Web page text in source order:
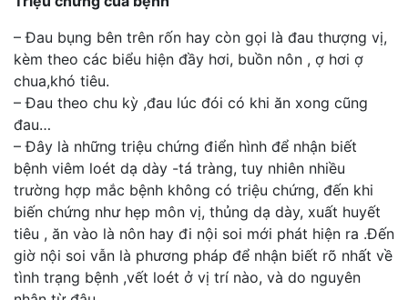
– Đau bụng bên trên rốn hay còn gọi là đau thượng vị,
kèm theo các biểu hiện đầy hơi, buồn nôn , ợ hơi ợ
chua,khó tiêu.
– Đau theo chu kỳ ,đau lúc đói có khi ăn xong cũng
đau…
– Đây là những triệu chứng điển hình để nhận biết
bệnh viêm loét dạ dày -tá tràng, tuy nhiên nhiều
trường hợp mắc bệnh không có triệu chứng, đến khi
biến chứng như hẹp môn vị, thủng dạ dày, xuất huyết
tiêu , ăn vào là nôn hay đi nội soi mới phát hiện ra .Đến
giờ nội soi vẫn là phương pháp để nhận biết rõ nhất về
tình trạng bệnh ,vết loét ở vị trí nào, và do nguyên